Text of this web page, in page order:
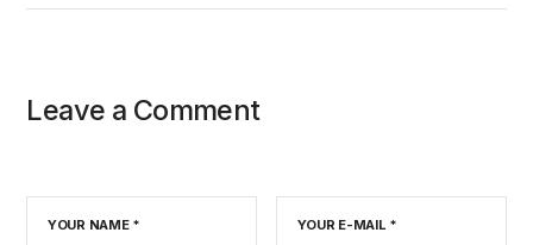
Leave a Comment